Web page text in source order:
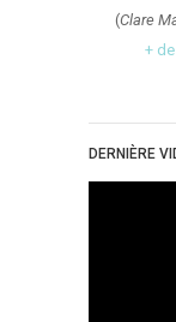
(Clare
+
DERNIÈRE